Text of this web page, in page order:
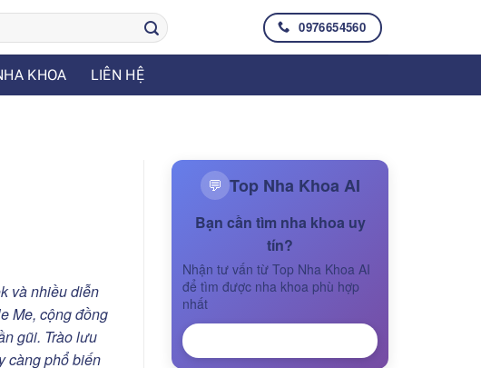
0976654560
KHOA LIÊN HỆ
và nhiều diễn
Me, cộng đồng
gũi. Trào lưu
càng phổ biến
💬 Top Nha Khoa AI
Bạn cần tìm nha khoa uy
tín?
Nhận tư vấn từ Top Nha Khoa AI
để tìm được nha khoa phù hợp
nhất